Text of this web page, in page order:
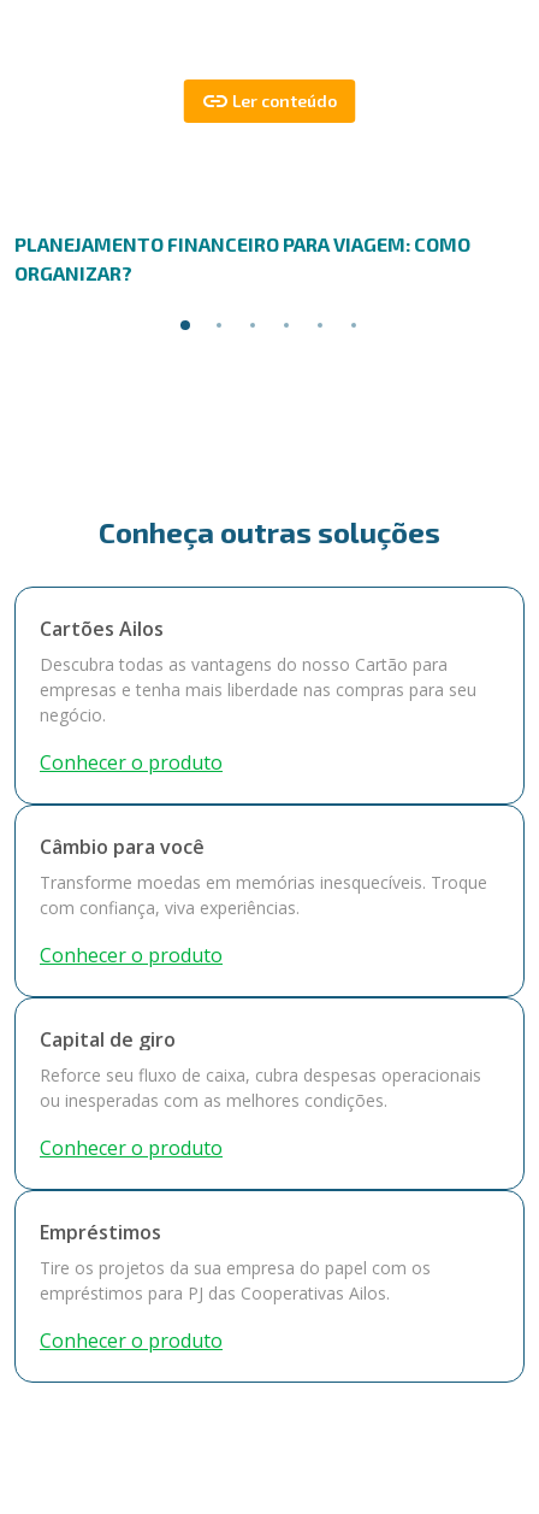
PLANEJAMENTO FINANCEIRO PARA VIAGEM: COMO
ORGANIZAR?
Conheça outras soluções
Cartões Ailos
Descubra todas as vantagens do nosso Cartão para
empresas e tenha mais liberdade nas compras para seu
negócio.
Conhecer o produto
Câmbio para você
Transforme moedas em memórias inesquecíveis. Troque
com confiança, viva experiências.
Conhecer o produto
Capital de giro
Reforce seu fluxo de caixa, cubra despesas operacionais
ou inesperadas com as melhores condições.
Conhecer o produto
Empréstimos
Tire os projetos da sua empresa do papel com os
empréstimos para PJ das Cooperativas Ailos.
Conhecer o produto